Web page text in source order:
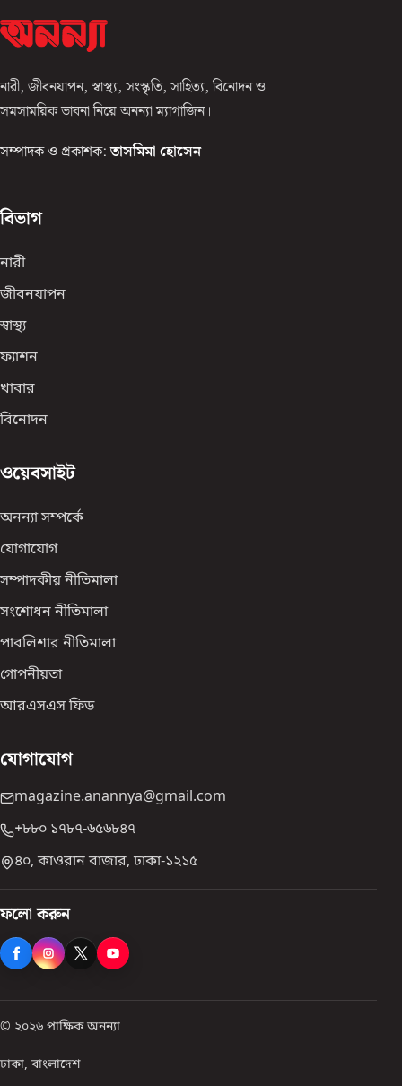
নারী, জীবনযাপন, স্বাস্থ্য, সংস্কৃতি, সাহিত্য, বিনোদন ও
সমসাময়িক ভাবনা নিয়ে অনন্যা ম্যাগাজিন।
সম্পাদক ও প্রকাশক: তাসমিমা হোসেন
বিভাগ
নারী
জীবনযাপন
স্বাস্থ্য
ফ্যাশন
খাবার
বিনোদন
ওয়েবসাইট
অনন্যা সম্পর্কে
যোগাযোগ
সম্পাদকীয় নীতিমালা
সংশোধন নীতিমালা
পাবলিশার নীতিমালা
গোপনীয়তা
আরএসএস ফিড
যোগাযোগ
magazine.anannya@gmail.com
+৮৮০ ১৭৮৭-৬৫৬৮৪৭
৪০, কাওরান বাজার, ঢাকা-১২১৫
ফলো করুন
© ২০২৬ পাক্ষিক অনন্যা
ঢাকা, বাংলাদেশ